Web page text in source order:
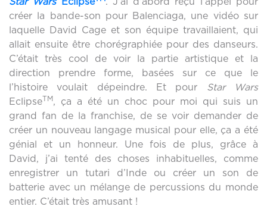
créer la bande-son pour Balenciaga, une vidéo sur
laquelle David Cage et son équipe travaillaient, qui
allait ensuite être chorégraphiée pour des danseurs.
C’était très cool de voir la partie artistique et la
direction prendre forme, basées sur ce que le
l’histoire voulait dépeindre. Et pour Star Wars
EclipseTM, ça a été un choc pour moi qui suis un
grand fan de la franchise, de se voir demander de
créer un nouveau langage musical pour elle, ça a été
génial et un honneur. Une fois de plus, grâce à
David, j’ai tenté des choses inhabituelles, comme
enregistrer un tutari d’Inde ou créer un son de
batterie avec un mélange de percussions du monde
entier. C’était très amusant !